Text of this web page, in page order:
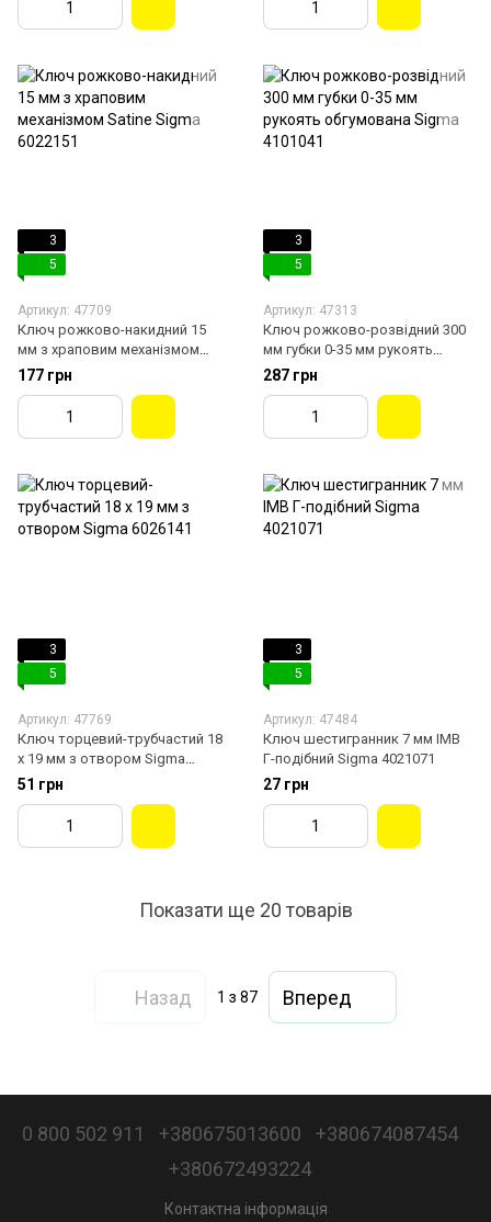
3
5
Артикул: 47709
Ключ рожково-накидний 15
мм з храповим механізмом
Satine Sigma 6022151
177 грн
3
5
Артикул: 47313
Ключ рожково-розвідний 300
мм губки 0-35 мм рукоять
обгумована Sigma 4101041
287 грн
3
5
Артикул: 47769
Ключ торцевий-трубчастий 18
х 19 мм з отвором Sigma
6026141
51 грн
3
5
Артикул: 47484
Ключ шестигранник 7 мм IMB
Г-подібний Sigma 4021071
27 грн
Показати ще 20 товарів
Назад 1 з 87 Вперед
0 800 502 911 +380675013600
+380674087454
+380672493224
Контактна інформація